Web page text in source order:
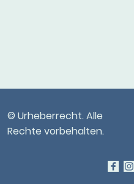
© Urheberrecht. Alle
Rechte vorbehalten.